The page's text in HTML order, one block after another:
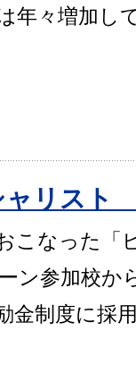
年々増加し
ャリスト
こなった「
ン参加校か
金制度に採